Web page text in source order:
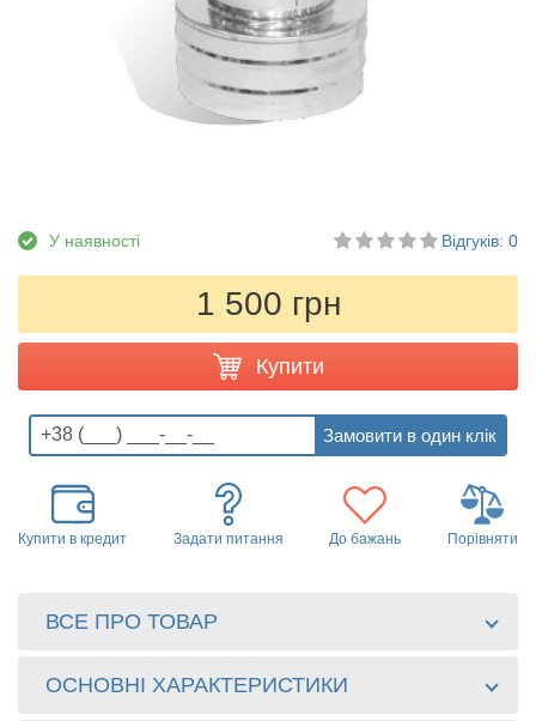
У наявності Відгуків: 0
1 500 грн
Купити
Купити в кредит Задати питання До бажань Порівняти
ВСЕ ПРО ТОВАР
ОСНОВНІ ХАРАКТЕРИСТИКИ